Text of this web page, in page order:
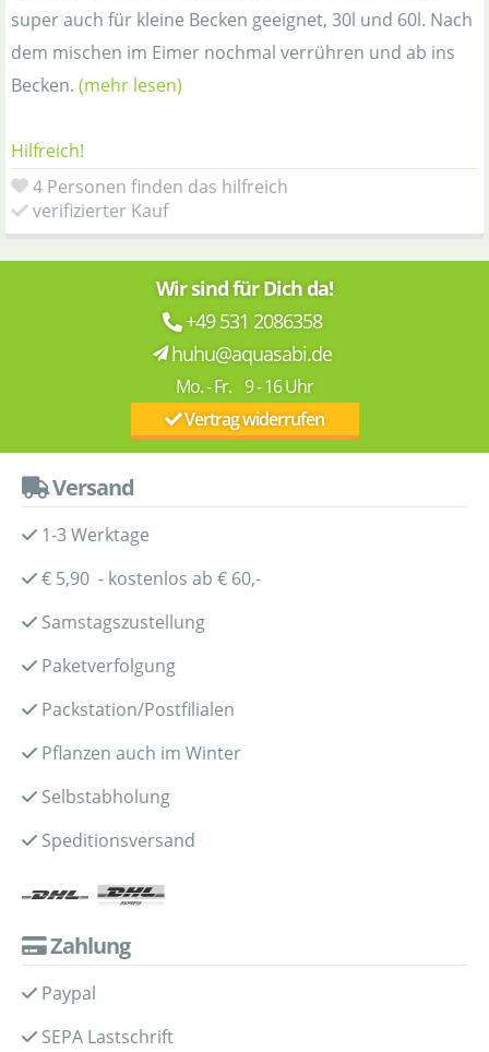
super auch für kleine Becken geeignet, 30l und 60l. Nach
dem mischen im Eimer nochmal verrühren und ab ins
Becken. (mehr lesen)
Hilfreich!
4 Personen finden das hilfreich
verifizierter Kauf
Wir sind für Dich da!
+49 531 2086358
huhu@aquasabi.de
Mo. - Fr. 9 - 16 Uhr
Vertrag widerrufen
Versand
1-3 Werktage
€ 5,90 - kostenlos ab € 60,-
Samstagszustellung
Paketverfolgung
Packstation/Postfilialen
Pflanzen auch im Winter
Selbstabholung
Speditionsversand
Zahlung
Paypal
SEPA Lastschrift